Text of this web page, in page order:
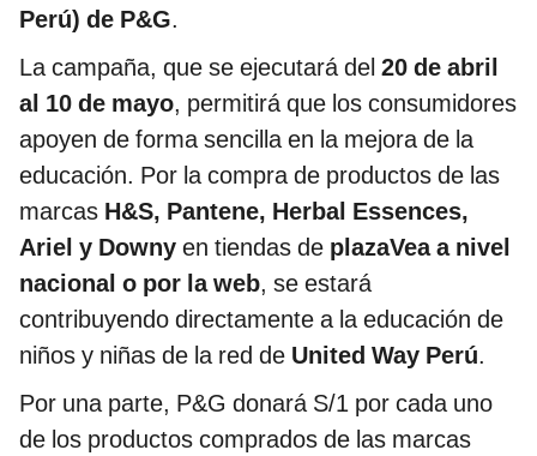
Perú) de P&G.
La campaña, que se ejecutará del 20 de abril
al 10 de mayo, permitirá que los consumidores
apoyen de forma sencilla en la mejora de la
educación. Por la compra de productos de las
marcas H&S, Pantene, Herbal Essences,
Ariel y Downy en tiendas de plazaVea a nivel
nacional o por la web, se estará
contribuyendo directamente a la educación de
niños y niñas de la red de United Way Perú.
Por una parte, P&G donará S/1 por cada uno
de los productos comprados de las marcas